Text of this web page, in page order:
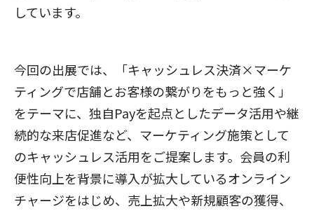
しています。
今回の出展では、「キャッシュレス決済×マーケ
ティングで店舗とお客様の繋がりをもっと強く」
をテーマに、独自Payを起点としたデータ活用や継
続的な来店促進など、マーケティング施策として
のキャッシュレス活用をご提案します。会員の利
便性向上を背景に導入が拡大しているオンライン
チャージをはじめ、売上拡大や新規顧客の獲得、